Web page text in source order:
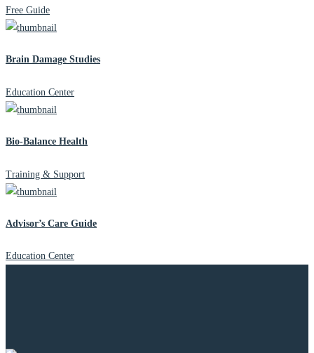
Free Guide
Brain Damage Studies
Education Center
Bio-Balance Health
Training & Support
Advisor’s Care Guide
Education Center